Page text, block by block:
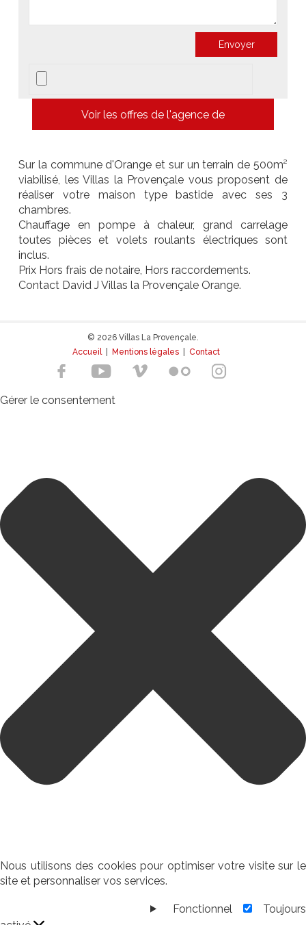
Voir les offres de l'agence de
Sur la commune d'Orange et sur un terrain de 500m²
viabilisé, les Villas la Provençale vous proposent de
réaliser votre maison type bastide avec ses 3
chambres.
Chauffage en pompe à chaleur, grand carrelage
toutes pièces et volets roulants électriques sont
inclus.
Prix Hors frais de notaire, Hors raccordements.
Contact David J Villas la Provençale Orange.
© 2026 Villas La Provençale.
Accueil| Mentions légales Contact
Gérer le consentement
Nous utilisons des cookies pour optimiser votre visite sur le
site et personnaliser vos services.
Fonctionnel
Toujours